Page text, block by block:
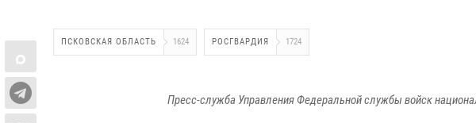
ПСКОВСКАЯ ОБЛАСТЬ 1624 РОСГВАРДИЯ 1724
Пресс-служба Управления Федеральной службы войск